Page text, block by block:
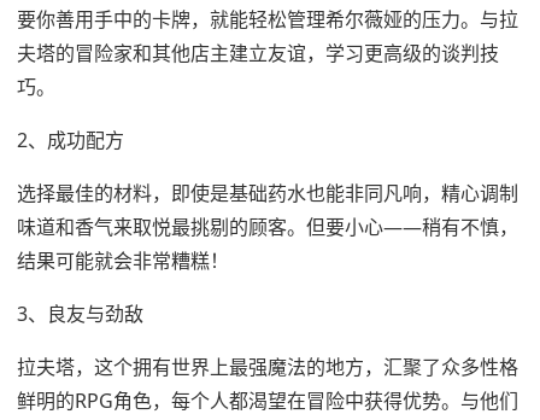
要你善用手中的卡牌，就能轻松管理希尔薇娅的压力。与拉
夫塔的冒险家和其他店主建立友谊，学习更高级的谈判技
巧。
2、成功配方
选择最佳的材料，即使是基础药水也能非同凡响，精心调制
味道和香气来取悦最挑剔的顾客。但要小心——稍有不慎，
结果可能就会非常糟糕！
3、良友与劲敌
拉夫塔，这个拥有世界上最强魔法的地方，汇聚了众多性格
鲜明的RPG角色，每个人都渴望在冒险中获得优势。与他们